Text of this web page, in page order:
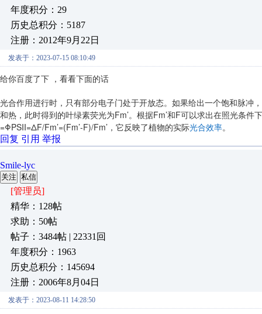
年度积分：29
历史总积分：5187
注册：2012年9月22日
发表于：2023-07-15 08:10:49
给你百度了下 ，看看下面的话
光合作用进行时，只有部分电子门处于开放态。如果给出一个饱和脉冲
和热，此时得到的叶绿素荧光为Fm’。根据Fm’和F可以求出在照光条
=ΦPSII=ΔF/Fm’=(Fm’-F)/Fm’，它反映了植物的实际光合效率。
回复 引用 举报
Smile-lyc
关注 私信
[管理员]
精华：128帖
求助：50帖
帖子：3484帖 | 22331回
年度积分：1963
历史总积分：145694
注册：2006年8月04日
发表于：2023-08-11 14:28:50